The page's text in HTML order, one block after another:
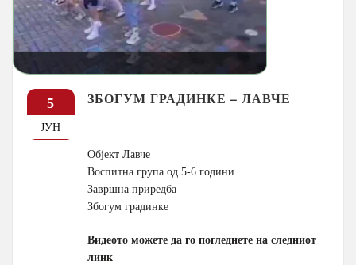
5
ЈУН
ЗБОГУМ ГРАДИНКЕ – ЛАВЧЕ
Објект Лавче
Воспитна група од 5-6 години
Завршна приредба
Збогум градинке
Видеото можете да го погледнете на следниот
линк